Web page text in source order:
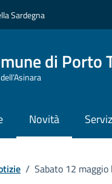
Sardegna
di Porto
Novità
/ Sabato 12